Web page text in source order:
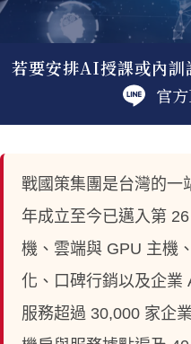
若要安排AI授課或內訓
官
戰國策集團是台灣的一
年成立至今已邁入第
機、雲端與 GPU 主機
化、口碑行銷以及企業
服務超過 30,000 家企